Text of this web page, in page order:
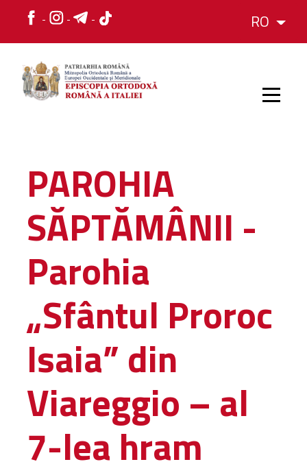
RO
ISTORIC
ORGANIZAREA
Structura
Administrativă
Mănăstiri,
biserici și
monumente
Diaconii
Asociații
PAROHIA
SĂPTĂMÂNII -
Parohia
„Sfântul Proroc
Isaia” din
Viareggio – al
7-lea hram